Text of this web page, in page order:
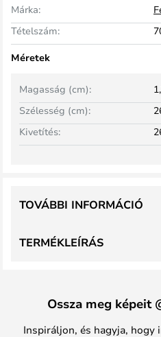
Márka:
Tételszám:
Méretek
Szélesség (cm):
Magasság (cm):
Kivetítés:
TERMÉKLEÍRÁS
TOVÁBBI INFORMÁCIÓ
Ossza meg képeit
Inspiráljon, és hagyja, hogy